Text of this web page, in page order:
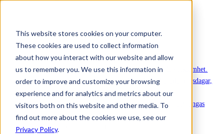
This website stores cookies on your computer.
These cookies are used to collect information
about how you interact with our website and allow
us to remember you. We use this information in
order to improve and customize your browsing
experience and for analytics and metrics about our
visitors both on this website and other media. To
find out more about the cookies we use, see our
Privacy Policy.
Att köpa in Ommej
Nyheter
NyheterSenaste nytt om vår verksamhet.
EvenemangAnmälan till utbildningsdagar,
webinarier och annat.
RapporterRapporter om barn och ungas
mående.